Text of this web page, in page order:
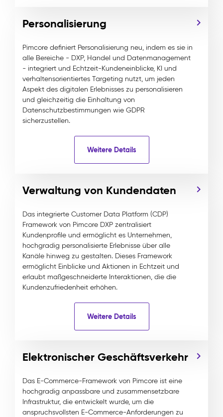
Personalisierung
Pimcore definiert Personalisierung neu, indem es sie in
alle Bereiche - DXP, Handel und Datenmanagement
- integriert und Echtzeit-Kundeneinblicke, KI und
verhaltensorientiertes Targeting nutzt, um jeden
Aspekt des digitalen Erlebnisses zu personalisieren
und gleichzeitig die Einhaltung von
Datenschutzbestimmungen wie GDPR
sicherzustellen.
Weitere Details
Verwaltung von Kundendaten
Das integrierte Customer Data Platform (CDP)
Framework von Pimcore DXP zentralisiert
Kundenprofile und ermöglicht es Unternehmen,
hochgradig personalisierte Erlebnisse über alle
Kanäle hinweg zu gestalten. Dieses Framework
ermöglicht Einblicke und Aktionen in Echtzeit und
erlaubt maßgeschneiderte Interaktionen, die die
Kundenzufriedenheit erhöhen.
Weitere Details
Elektronischer Geschäftsverkehr
Das E-Commerce-Framework von Pimcore ist eine
hochgradig anpassbare und zusammensetzbare
Infrastruktur, die entwickelt wurde, um die
anspruchsvollsten E-Commerce-Anforderungen zu